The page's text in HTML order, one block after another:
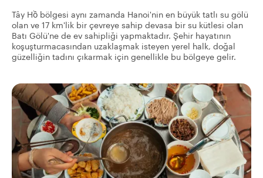
Tây Hồ bölgesi aynı zamanda Hanoi'nin en büyük tatlı su gölü
olan ve 17 km'lik bir çevreye sahip devasa bir su kütlesi olan
Batı Gölü'ne de ev sahipliği yapmaktadır. Şehir hayatının
koşuşturmacasından uzaklaşmak isteyen yerel halk, doğal
güzelliğin tadını çıkarmak için genellikle bu bölgeye gelir.